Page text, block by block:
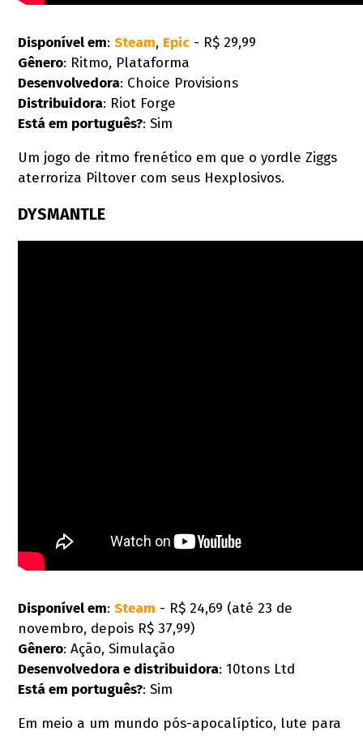
Disponível em:Steam, Epic - R$ 29,99
Gênero: Ritmo, Plataforma
Desenvolvedora: Choice Provisions
Distribuidora: Riot Forge
Está em português?: Sim
Um jogo de ritmo frenético em que o yordle Ziggs
aterroriza Piltover com seus Hexplosivos.
DYSMANTLE
Disponível em:Steam - R$ 24,69 (até 23 de
novembro, depois R$ 37,99)
Gênero: Ação, Simulação
Desenvolvedora e distribuidora: 10tons Ltd
Está em português?: Sim
Em meio a um mundo pós-apocalíptico, lute para